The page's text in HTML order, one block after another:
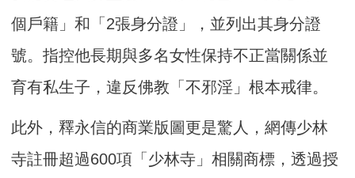
個戶籍」和「2張身分證」，並列出其身分證
號。指控他長期與多名女性保持不正當關係並
育有私生子，違反佛教「不邪淫」根本戒律。
此外，釋永信的商業版圖更是驚人，網傳少林
寺註冊超過600項「少林寺」相關商標，透過授